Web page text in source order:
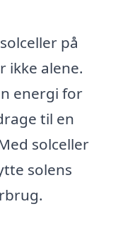
på
ikke alene.
energi for
til en
solceller
solens